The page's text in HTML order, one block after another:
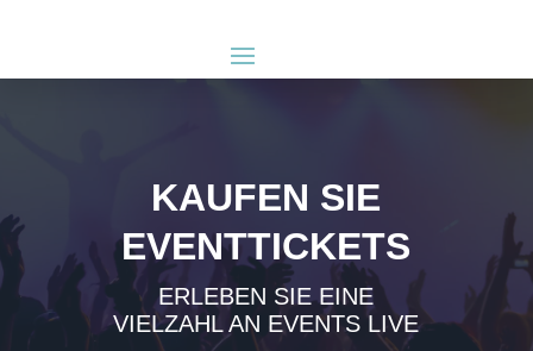
KAUFEN SIE
EVENTTICKETS
ERLEBEN SIE EINE
VIELZAHL AN EVENTS LIVE